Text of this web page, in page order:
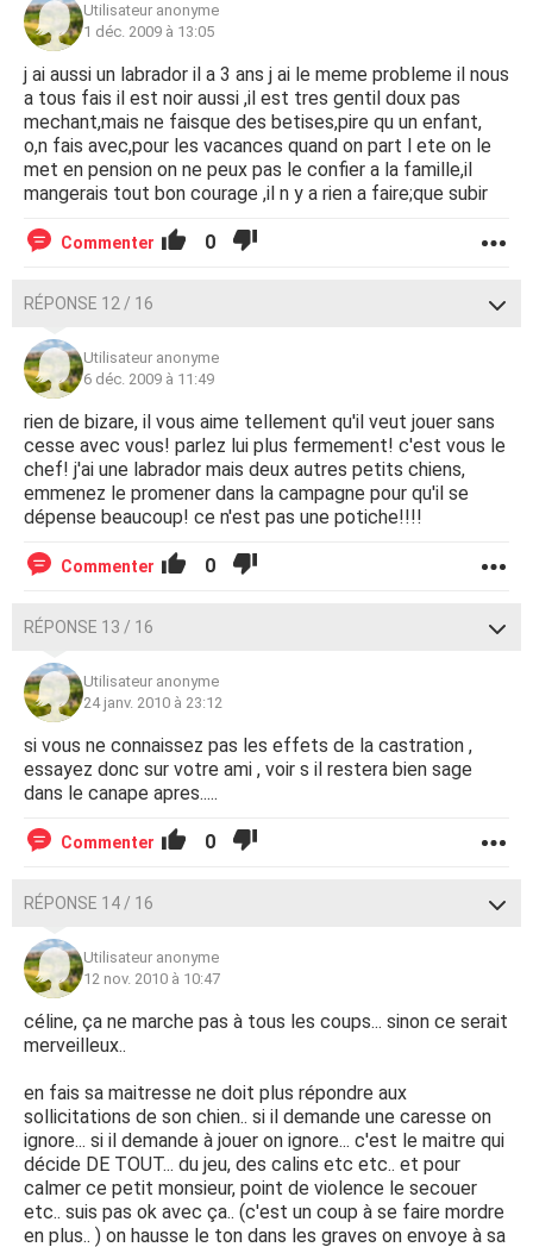
Utilisateur anonyme
1 déc. 2009 à 13:05
j ai aussi un labrador il a 3 ans j ai le meme probleme il nous
a tous fais il est noir aussi ,il est tres gentil doux pas
mechant,mais ne faisque des betises,pire qu un enfant,
o,n fais avec,pour les vacances quand on part l ete on le
met en pension on ne peux pas le confier a la famille,il
mangerais tout bon courage ,il n y a rien a faire;que subir
Commenter 0
RÉPONSE 12 / 16
Utilisateur anonyme
6 déc. 2009 à 11:49
rien de bizare, il vous aime tellement qu'il veut jouer sans
cesse avec vous! parlez lui plus fermement! c'est vous le
chef! j'ai une labrador mais deux autres petits chiens,
emmenez le promener dans la campagne pour qu'il se
dépense beaucoup! ce n'est pas une potiche!!!!
Commenter 0
RÉPONSE 13 / 16
Utilisateur anonyme
24 janv. 2010 à 23:12
si vous ne connaissez pas les effets de la castration ,
essayez donc sur votre ami , voir s il restera bien sage
dans le canape apres.....
Commenter 0
RÉPONSE 14 / 16
Utilisateur anonyme
12 nov. 2010 à 10:47
céline, ça ne marche pas à tous les coups... sinon ce serait
merveilleux..
en fais sa maitresse ne doit plus répondre aux
sollicitations de son chien.. si il demande une caresse on
ignore... si il demande à jouer on ignore... c'est le maitre qui
décide DE TOUT... du jeu, des calins etc etc.. et pour
calmer ce petit monsieur, point de violence le secouer
etc.. suis pas ok avec ça.. (c'est un coup à se faire mordre
en plus.. ) on hausse le ton dans les graves on envoye à sa